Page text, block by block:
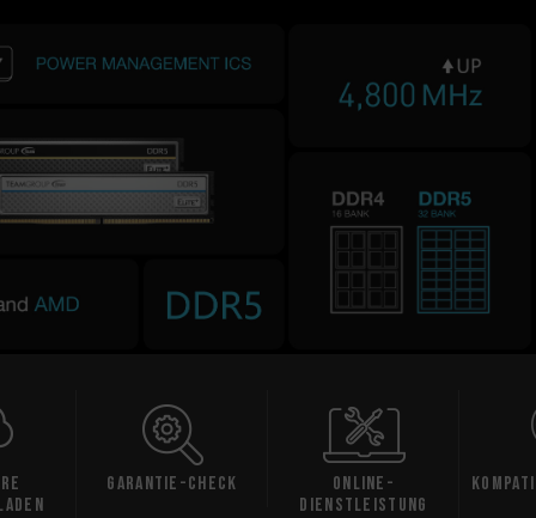
Garantie-Check
Online-
Dienstleistung